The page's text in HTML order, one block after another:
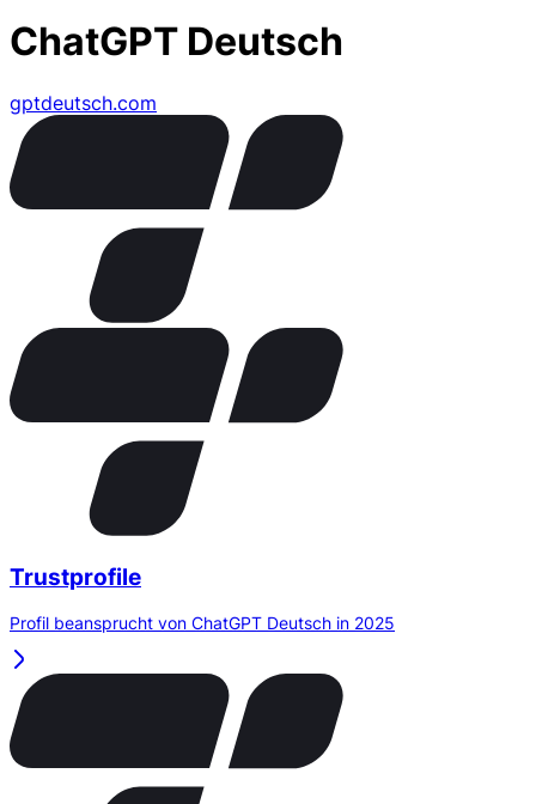
ChatGPT Deutsch
gptdeutsch.com
Trustprofile
Profil beansprucht von ChatGPT Deutsch in 2025